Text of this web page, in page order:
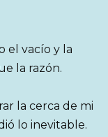
el vacío y la
la razón.
la cerca de mi
lo inevitable.